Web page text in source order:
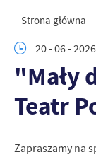
Strona główna
20 - 06 - 2026
"Mały
Teatr
Zapraszamy na